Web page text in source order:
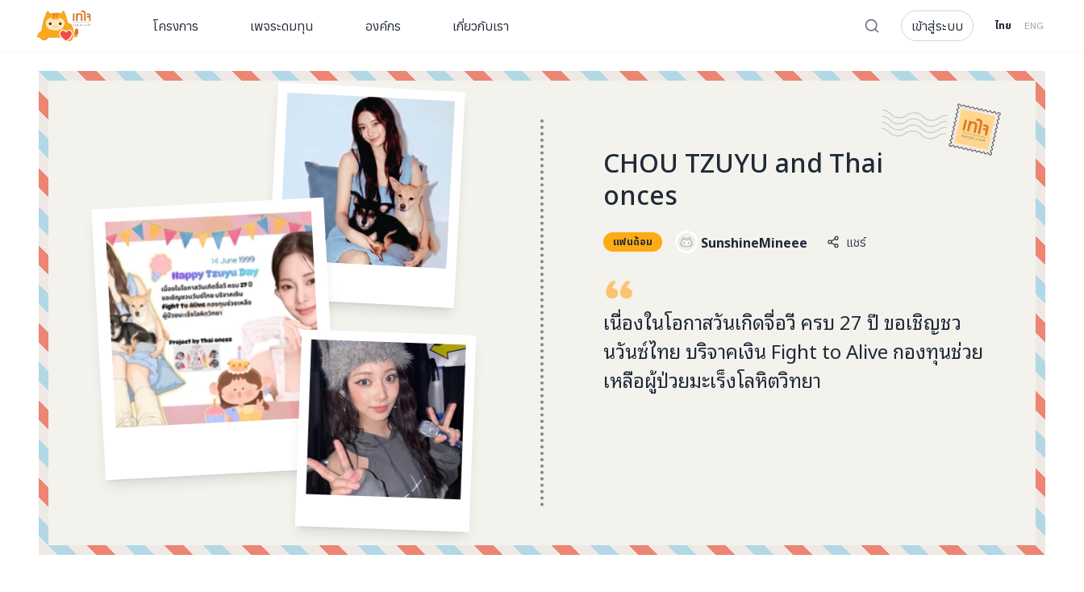
โครงการ เพจระดมทุน องค์กร เกี่ยวกับเรา เข้าสู่ระบบ ไทย ENG
CHOU TZUYU and Thai
onces
แฟนด้อม SunshineMineee แชร์
เนื่องในโอกาสวันเกิดจื่อวี ครบ 27 ปี ขอเชิญชว
นวันซ์ไทย บริจาคเงิน Fight to Alive กองทุนช่วย
เหลือผู้ป่วยมะเร็งโลหิตวิทยา